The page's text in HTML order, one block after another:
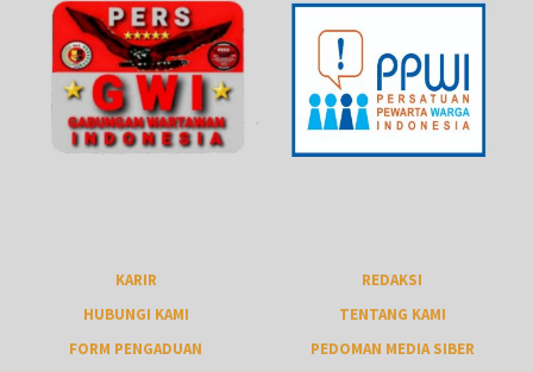
KARIR
REDAKSI
HUBUNGI KAMI
TENTANG KAMI
FORM PENGADUAN
PEDOMAN MEDIA SIBER